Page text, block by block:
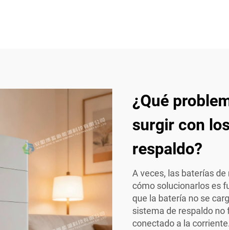
¿Qué
surgir con
respaldo?
A veces, las baterías
cómo solucionarlos es
que la batería no se
sistema de respaldo no
conectado a la